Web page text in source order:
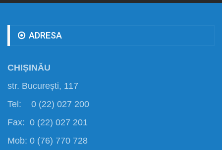
ADRESA
CHIȘINĂU
str. București, 117
Tel: 0 (22) 027 200
Fax: 0 (22) 027 201
Mob: 0 (76) 770 728